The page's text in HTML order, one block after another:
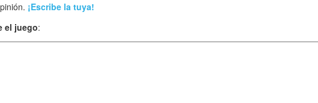
¡Escribe la tuya!
el juego: